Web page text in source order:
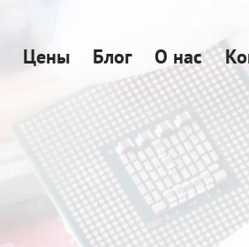
Цены Блог О нас